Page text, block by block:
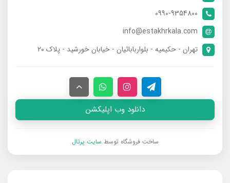
0990-9354800
info@estakhrkala.com
تهران - حکیمیه - بلواربابائیان - خیابان خورشید - پلاک ۲۰
دانلود وب اپلیکشن
ساخت فروشگاه توسط سایت پرتال